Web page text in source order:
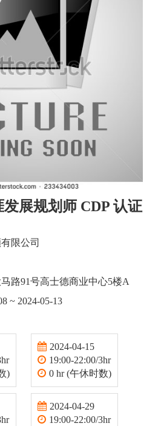
展规划师 CDP 认证
限公司
路91号高士德商业中心5楼A
~ 2024-05-13
)
2024-04-15
19:00-22:00/3hr
0 hr (午休时数)
2024-04-29
19:00-22:00/3hr